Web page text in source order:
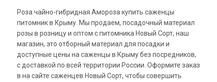
Роза чайно-гибридная Амороза купить саженцы
питомник в Крыму. Мы продаем, посадочный материал
розы в розницу и оптом с питомника Новый Сорт, наш
магазин, это отборный материал для посадки и
доступные цены на саженцы в Крыму без посредников,
с доставкой по всей территории России. Оформите заказ
в на сайте саженцев Новый Сорт, чтобы совершить